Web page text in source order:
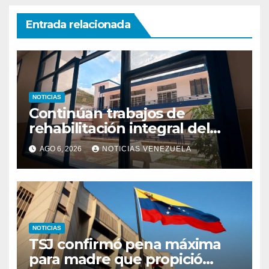
Entrada relacionada
NOTICIAS
Continúan trabajos de
rehabilitación integral del
Hospital El Algodonal en
Caracas
AGO 6, 2026 NOTICIAS VENEZUELA
NOTICIAS
TSJ confirmó pena máxima
para madre que propició